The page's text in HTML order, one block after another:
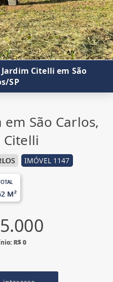
Citelli em São
SP
São Carlos,
Citelli
IMÓVEL 1147
M²
R$ 0